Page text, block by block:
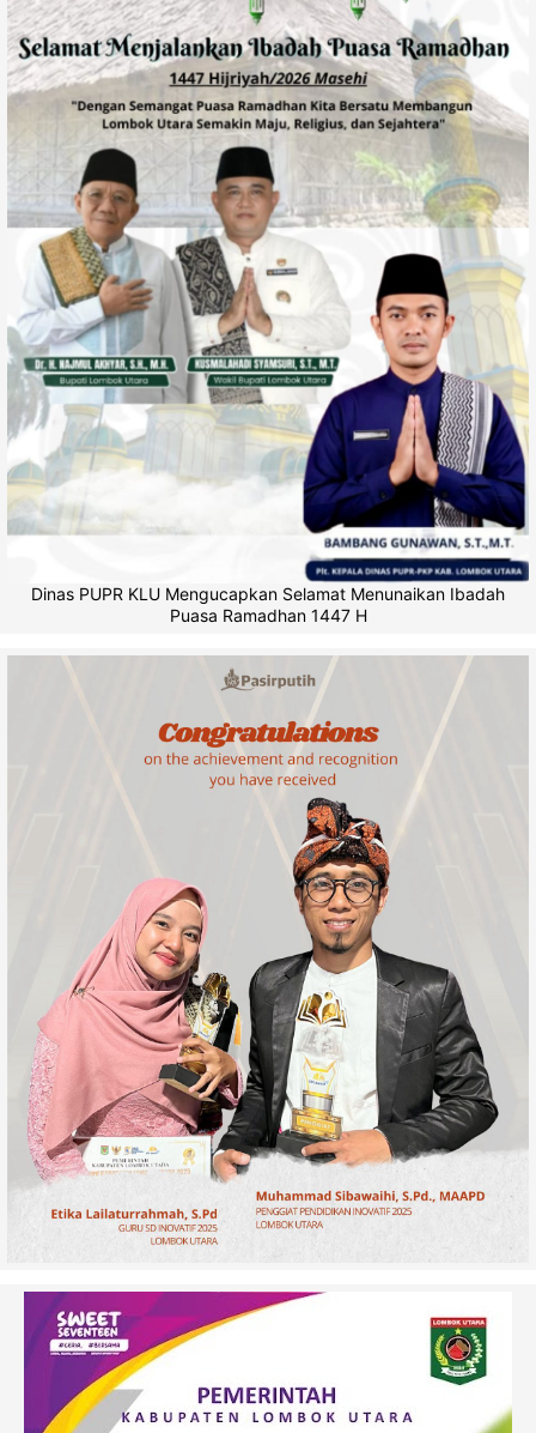
Dinas PUPR KLU Mengucapkan Selamat Menunaikan Ibadah
Puasa Ramadhan 1447 H